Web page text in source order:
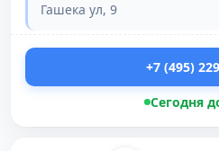
Гашека ул, 9
+7 (495)
Сегодня